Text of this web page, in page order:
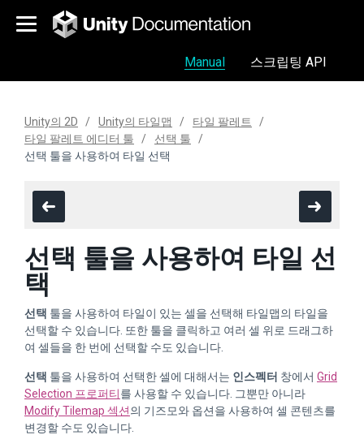
Manual 스크립팅 API
Unity의 2D Unity의 타일맵
타일 팔레트
타일 팔레트 에디터 툴
선택 툴
선택 툴을 사용하여 타일 선택
선택 툴을 사용하여 타일 선
택
선택 툴을 사용하여 타일이 있는 셀을 선택해 타일맵의 타일을
선택할 수 있습니다. 또한 툴을 클릭하고 여러 셀 위로 드래그하
여 셀들을 한 번에 선택할 수도 있습니다.
선택 툴을 사용하여 선택한 셀에 대해서는 인스펙터 창에서 Grid
Selection 프로퍼티를 사용할 수 있습니다. 그뿐만 아니라
Modify Tilemap 섹션의 기즈모와 옵션을 사용하여 셀 콘텐츠를
변경할 수도 있습니다.